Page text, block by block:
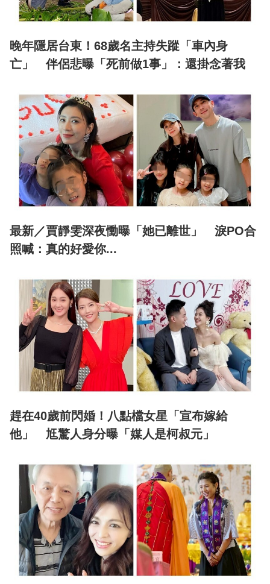
晚年隱居台東！68歲名主持失蹤「車內身
亡」 伴侶悲曝「死前做1事」：還掛念著我
最新／賈靜雯深夜慟曝「她已離世」 淚PO合
照喊：真的好愛你...
趕在40歲前閃婚！八點檔女星「宣布嫁給
他」 尪驚人身分曝「媒人是柯叔元」